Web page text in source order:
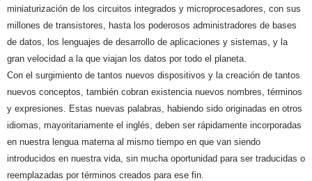
miniaturización de los circuitos integrados y microprocesadores, con sus
millones de transistores, hasta los poderosos administradores de bases
de datos, los lenguajes de desarrollo de aplicaciones y sistemas, y la
gran velocidad a la que viajan los datos por todo el planeta.
Con el surgimiento de tantos nuevos dispositivos y la creación de tantos
nuevos conceptos, también cobran existencia nuevos nombres, términos
y expresiones. Estas nuevas palabras, habiendo sido originadas en otros
idiomas, mayoritariamente el inglés, deben ser rápidamente incorporadas
en nuestra lengua materna al mismo tiempo en que van siendo
introducidos en nuestra vida, sin mucha oportunidad para ser traducidas o
reemplazadas por términos creados para ese fin.